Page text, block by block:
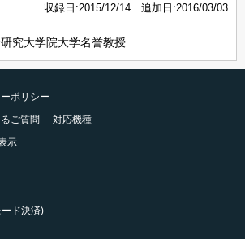
収録日:2015/12/14 追加日:2016/03/03
究大学院大学名誉教授
ポリシー
ご質問
対応機種
示
ド決済)